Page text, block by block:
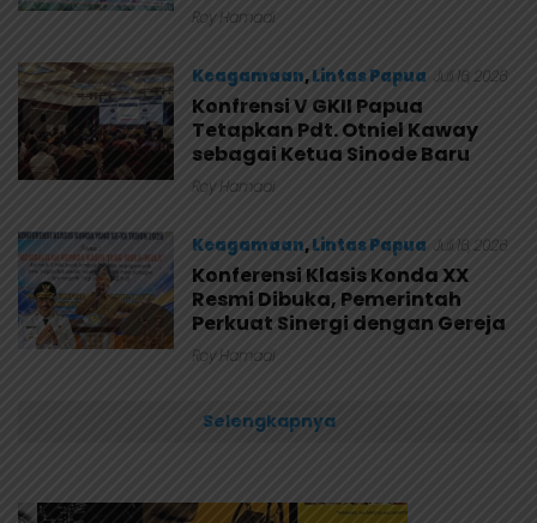
Roy Hamadi
Keagamaan,Lintas Papua Juli 16, 2026
Konfrensi V GKII Papua
Tetapkan Pdt. Otniel Kaway
sebagai Ketua Sinode Baru
Roy Hamadi
Keagamaan,Lintas Papua Juli 16, 2026
Konferensi Klasis Konda XX
Resmi Dibuka, Pemerintah
Perkuat Sinergi dengan Gereja
Roy Hamadi
Selengkapnya